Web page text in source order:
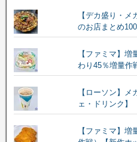
【デカ盛り・
のお店まとめ
【ファミマ】
わり45％増量作
【ローソン】
ェ・ドリンク】
【ファミマ】